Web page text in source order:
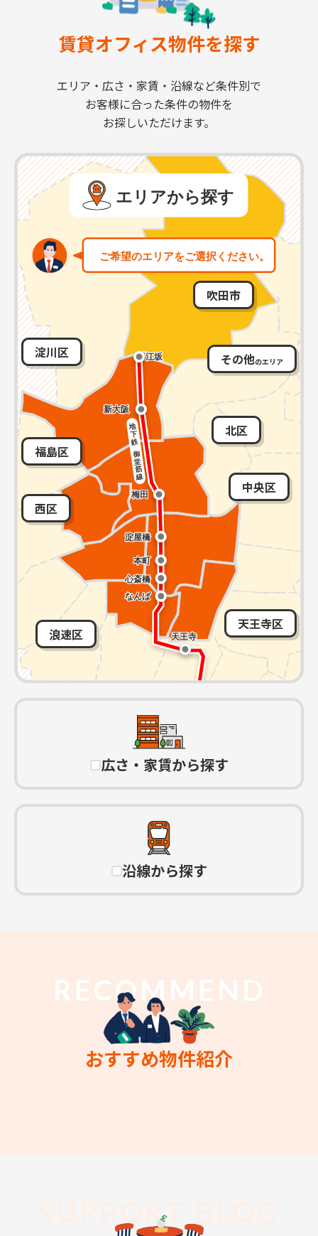
賃貸オフィス物件を探す
エリア・広さ・家賃・沿線など条件別で
お客様に合った条件の物件を
お探しいただけます。
吹田市
その他のエリア
淀川区
北区
福島区
中央区
西区
天王寺区
浪速区
広さ・家賃から探す
沿線から探す
RECOMMEND
おすすめ物件紹介
SUPPORT BLOG